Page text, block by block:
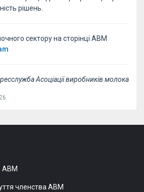
рішень.
сектору на сторінці АВМ
Асоціації виробників молока
АВМ
членства АВМ